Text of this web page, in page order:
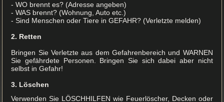
- WO brennt es? (Adresse angeben)
- WAS brennt? (Wohnung, Auto etc.)
- Sind Menschen oder Tiere in GEFAHR? (Verletzte melden)
2. Retten
Bringen Sie Verletzte aus dem Gefahrenbereich und WARNEN
Sie gefährdete Personen. Bringen Sie sich dabei aber nicht
selbst in Gefahr!
3. Löschen
Verwenden Sie LÖSCHHILFEN wie Feuerlöscher, Decken oder